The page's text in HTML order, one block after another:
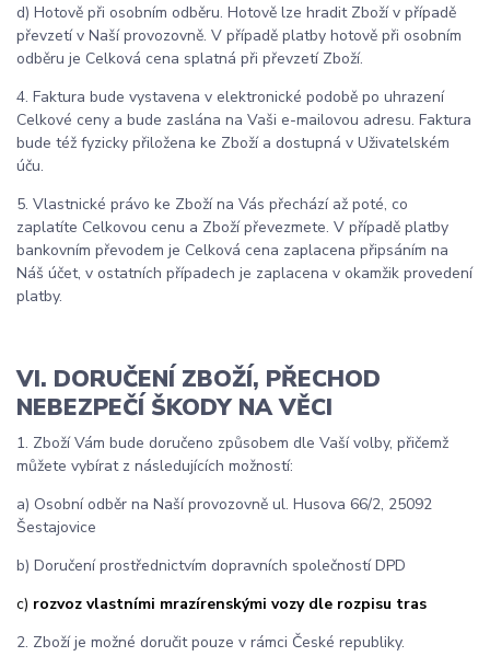
d) Hotově při osobním odběru. Hotově lze hradit Zboží v případě
převzetí v Naší provozovně. V případě platby hotově při osobním
odběru je Celková cena splatná při převzetí Zboží.
4. Faktura bude vystavena v elektronické podobě po uhrazení
Celkové ceny a bude zaslána na Vaši e-mailovou adresu. Faktura
bude též fyzicky přiložena ke Zboží a dostupná v Uživatelském
úču.
5. Vlastnické právo ke Zboží na Vás přechází až poté, co
zaplatíte Celkovou cenu a Zboží převezmete. V případě platby
bankovním převodem je Celková cena zaplacena připsáním na
Náš účet, v ostatních případech je zaplacena v okamžik provedení
platby.
VI. DORUČENÍ ZBOŽÍ, PŘECHOD
NEBEZPEČÍ ŠKODY NA VĚCI
1. Zboží Vám bude doručeno způsobem dle Vaší volby, přičemž
můžete vybírat z následujících možností:
a) Osobní odběr na Naší provozovně ul. Husova 66/2, 25092
Šestajovice
b) Doručení prostřednictvím dopravních společností DPD
c) rozvoz vlastními mrazírenskými vozy dle rozpisu tras
2. Zboží je možné doručit pouze v rámci České republiky.